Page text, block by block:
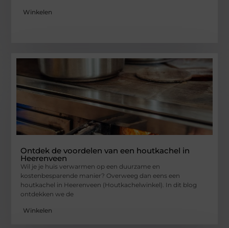
Winkelen
Ontdek de voordelen van een houtkachel in
Heerenveen
Wil je je huis verwarmen op een duurzame en
kostenbesparende manier? Overweeg dan eens een
houtkachel in Heerenveen (Houtkachelwinkel). In dit blog
ontdekken we de
Winkelen